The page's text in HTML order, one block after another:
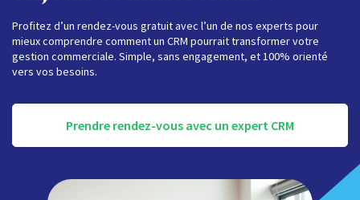
Profitez d’un rendez-vous gratuit avec l’un de nos experts pour
mieux comprendre comment un CRM pourrait transformer votre
gestion commerciale. Simple, sans engagement, et 100% orienté
vers vos besoins.
Prendre rendez-vous avec un expert CRM